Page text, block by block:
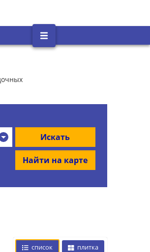
Искать
Найти на карте
список плитка